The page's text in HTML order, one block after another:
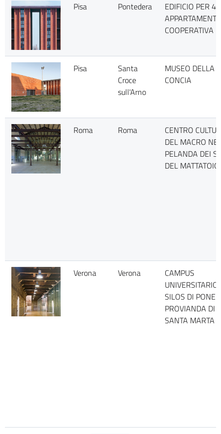
Pisa Pontedera
EDIFICIO PER 48
COOPERATIVA
Pisa
Santa
Croce
sull'Arno
MUSEO DELLA
CONCIA
Roma Roma
CENTRO
DEL MACRO
PELANDA DEI
DEL MATTATOIO
Verona Verona
CAMPUS
SILOS DI
PROVIANDA DI
SANTA MARTA